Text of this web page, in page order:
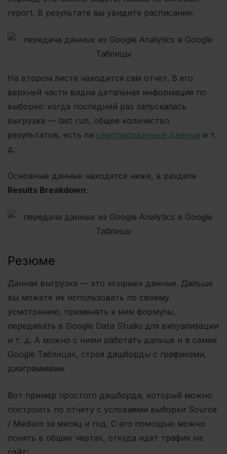
report. В результате вы увидите расписание:
На втором листе находится сам отчет. В его
верхней части видна детальная информация по
выборке: когда последний раз запускалась
выгрузка — last run, общее количество
результатов, есть ли семплированные данные и т.
д.
Основные данные находятся ниже, в разделе
Results Breakdown:
Резюме
Данная выгрузка — это «сырые» данные. Дальше
вы можете их использовать по своему
усмотрению, применять к ним формулы,
передавать в Google Data Studio для визуализации
и т. д. А можно с ними работать дальше и в самих
Google Таблицах, строя дашборды с графиками,
диаграммами.
Вот пример простого дашборда, который можно
построить по отчету с условиями выборки Source
/ Medium за месяц и год. С его помощью можно
понять в общих чертах, откуда идет трафик на